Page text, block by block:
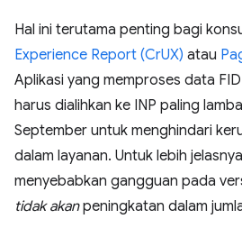
Hal ini terutama penting bagi
Experience Report (CrUX) atau
Aplikasi yang memproses data
harus dialihkan ke INP paling
September untuk menghindari
dalam layanan. Untuk lebih
menyebabkan gangguan pada
tidak akanpeningkatan dalam